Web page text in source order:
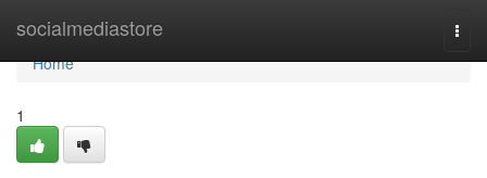
socialmediastore
Home
Home
1